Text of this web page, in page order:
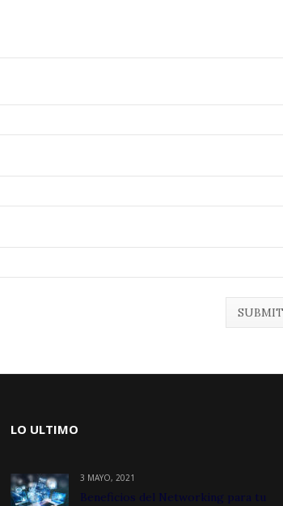
LO ULTIMO
3 MAYO, 2021
Beneficios del Networking para tu